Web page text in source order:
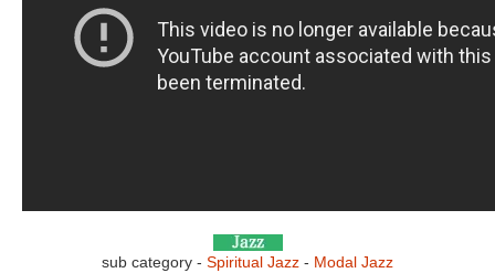
sub category - Spiritual Jazz - Modal Jazz